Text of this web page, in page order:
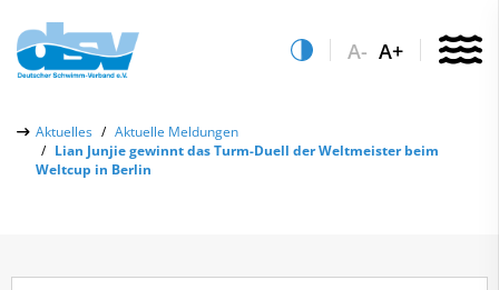
A- A+
Aktuelles
Aktuelle Meldungen
Lian Junjie gewinnt das Turm-Duell der Weltmeister beim
Weltcup in Berlin
Über uns
Aktuelles